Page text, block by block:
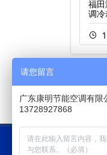
福
调
相关
请您留言
广东康明节能空调有限
13728927868